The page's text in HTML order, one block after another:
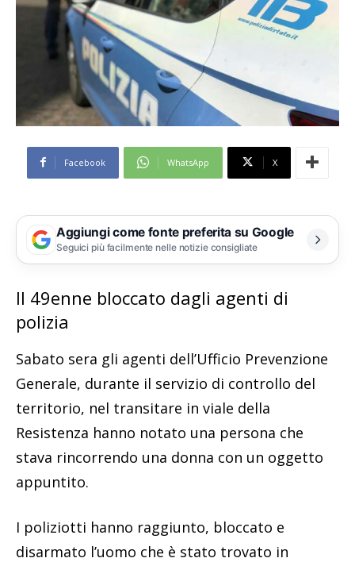
Facebook WhatsApp X
Aggiungi come fonte preferita su Google
Seguici più facilmente nelle notizie consigliate
Il 49enne bloccato dagli agenti di
polizia
Sabato sera gli agenti dell’Ufficio Prevenzione
Generale, durante il servizio di controllo del
territorio, nel transitare in viale della
Resistenza hanno notato una persona che
stava rincorrendo una donna con un oggetto
appuntito.
I poliziotti hanno raggiunto, bloccato e
disarmato l’uomo che è stato trovato in